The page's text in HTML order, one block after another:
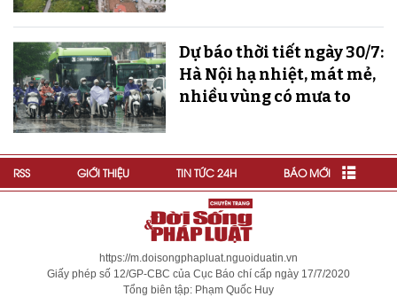
Dự báo thời tiết ngày 30/7:
Hà Nội hạ nhiệt, mát mẻ,
nhiều vùng có mưa to
RSS GIỚI THIỆU TIN TỨC 24H BÁO MỚI
https://m.doisongphapluat.nguoiduatin.vn
Giấy phép số 12/GP-CBC của Cục Báo chí cấp ngày 17/7/2020
Tổng biên tập: Phạm Quốc Huy